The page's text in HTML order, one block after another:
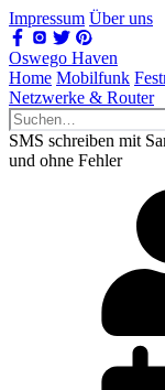
Impressum Über uns
Oswego Haven
Home Mobilfunk
Netzwerke & Router
SMS schreiben mit
und ohne Fehler